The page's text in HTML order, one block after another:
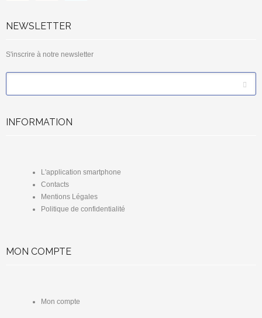
NEWSLETTER
S'inscrire à notre newsletter
INFORMATION
L'application smartphone
Contacts
Mentions Légales
Politique de confidentialité
MON COMPTE
Mon compte